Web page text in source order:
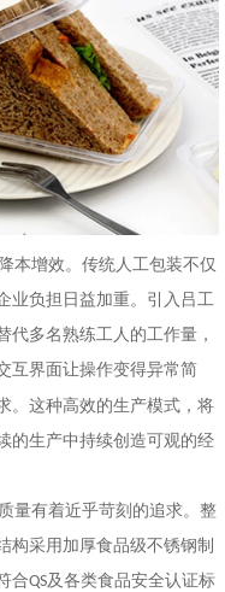
本增效。传统人工包装不仅
业负担日益加重。引入吕工
代多名熟练工人的工作量，
互界面让操作变得异常简
。这种高效的生产模式，将
的生产中持续创造可观的经
量有着近乎苛刻的追求。整
构采用加厚食品级不锈钢制
合QS及各类食品安全认证标